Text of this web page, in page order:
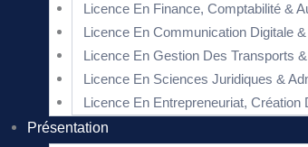
Licence En Finance, Comptabilité &
Licence En Communication Digitale
Licence En Gestion Des Transports
Licence En Sciences Juridiques &
Licence En Entrepreneuriat, Création
Présentation